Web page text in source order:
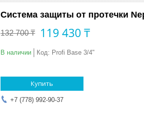
Система защиты от протечки
132 700 ₸ 119 430 ₸
В наличии Код: Profi Base 3/4"
Купить
+7 (778) 992-90-37